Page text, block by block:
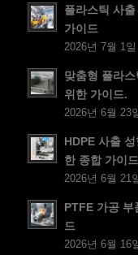
플라스틱 사
가이드
2026년 7월 1
맞춤형 플라
위한 가이드.
2026년 6월 23
HDPE 사출
한 종합 가이드
2026년 6월 21
PTFE 가공
드
2026년 6월 16
NL
PL
AR
ES
JA
PT
DA
FI